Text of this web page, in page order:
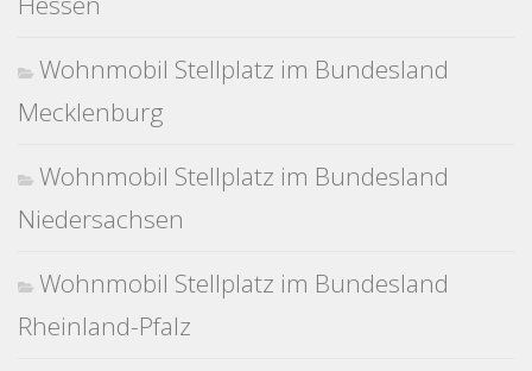
Wohnmobil Stellplatz im Bundesland
Mecklenburg
Wohnmobil Stellplatz im Bundesland
Niedersachsen
Wohnmobil Stellplatz im Bundesland
Rheinland-Pfalz